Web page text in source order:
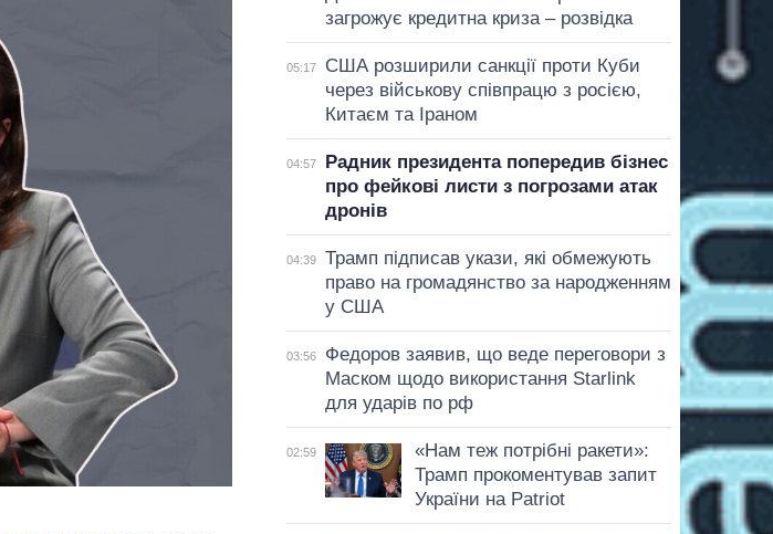
загрожує кредитна криза – розвідка
05:17
США розширили санкції проти Куби
через військову співпрацю з росією,
Китаєм та Іраном
04:57
Радник президента попередив бізнес
про фейкові листи з погрозами атак
дронів
04:39
Трамп підписав укази, які обмежують
право на громадянство за народженням
у США
03:56
Федоров заявив, що веде переговори з
Маском щодо використання Starlink
для ударів по рф
02:59
«Нам теж потрібні ракети»:
Трамп прокоментував запит
України на Patriot